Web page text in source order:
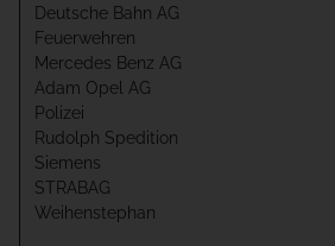
Deutsche Bahn AG
Feuerwehren
Mercedes Benz AG
Adam Opel AG
Polizei
Rudolph Spedition
Siemens
STRABAG
Weihenstephan